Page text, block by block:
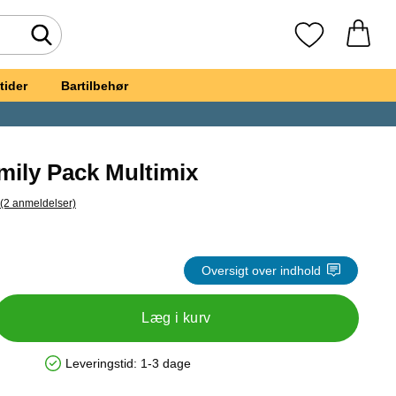
Foretag søgning Mine favoritter
Bartilbehør
Pack Multimix
til alle anmeldelser
(2 anmeldelser)
Oversigt over indhold
Læg i kurv
Produkttilgængelighed: På lager
Leveringstid: 1-3 dage